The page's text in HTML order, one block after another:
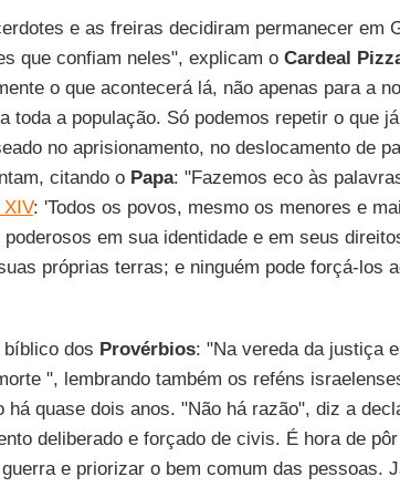
e as freiras decidiram permanecer em
que confiam neles", explicam o Cardeal
o que acontecerá lá, não apenas para a
toda a população. Só podemos repetir o que
no aprisionamento, no deslocamento de
citando o Papa: "Fazemos eco às
XIV: 'Todos os povos, mesmo os menores e
em sua identidade e em seus
próprias terras; e ninguém pode forçá-los
dos Provérbios: "Na vereda da justiça
", lembrando também os reféns
há quase dois anos. "Não há razão", diz a
deliberado e forçado de civis. É hora de
e priorizar o bem comum das pessoas.